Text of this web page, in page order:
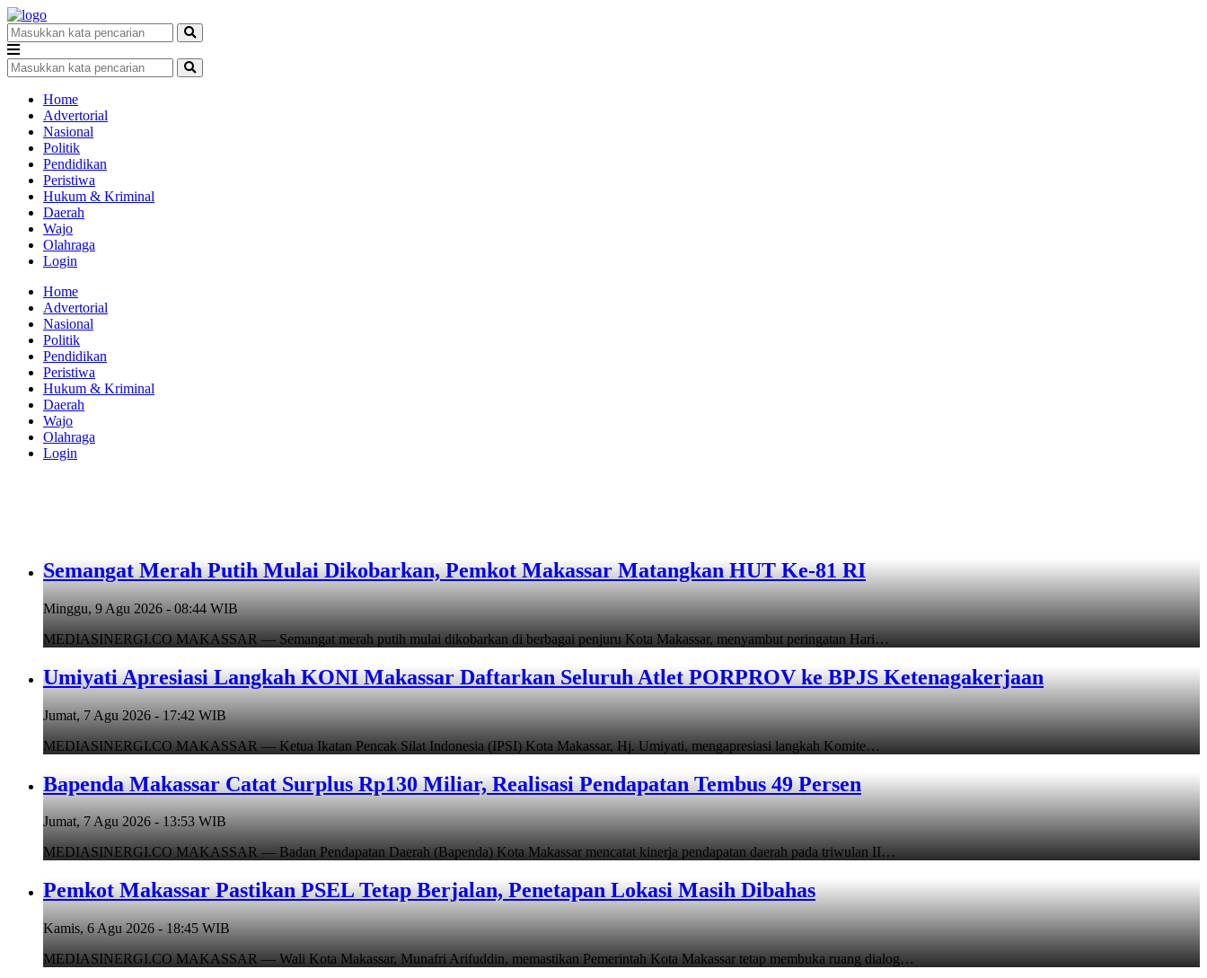
Home
Advertorial
Nasional
Politik
Pendidikan
Peristiwa
Hukum & Kriminal
Daerah
Wajo
Olahraga
Login
Home
Advertorial
Nasional
Politik
Pendidikan
Peristiwa
Hukum & Kriminal
Daerah
Wajo
Olahraga
Login
Semangat Merah Putih Mulai Dikobarkan, Pemkot Makassar Matangkan HUT Ke-81 RI
Minggu, 9 Agu 2026 - 08:44 WIB
MEDIASINERGI.CO MAKASSAR — Semangat merah putih mulai dikobarkan di berbagai penjuru Kota Makassar, menyambut peringatan Hari…
Umiyati Apresiasi Langkah KONI Makassar Daftarkan Seluruh Atlet PORPROV ke BPJS Ketenagakerjaan
Jumat, 7 Agu 2026 - 17:42 WIB
MEDIASINERGI.CO MAKASSAR — Ketua Ikatan Pencak Silat Indonesia (IPSI) Kota Makassar, Hj. Umiyati, mengapresiasi langkah Komite…
Bapenda Makassar Catat Surplus Rp130 Miliar, Realisasi Pendapatan Tembus 49 Persen
Jumat, 7 Agu 2026 - 13:53 WIB
MEDIASINERGI.CO MAKASSAR — Badan Pendapatan Daerah (Bapenda) Kota Makassar mencatat kinerja pendapatan daerah pada triwulan II…
Pemkot Makassar Pastikan PSEL Tetap Berjalan, Penetapan Lokasi Masih Dibahas
Kamis, 6 Agu 2026 - 18:45 WIB
MEDIASINERGI.CO MAKASSAR — Wali Kota Makassar, Munafri Arifuddin, memastikan Pemerintah Kota Makassar tetap membuka ruang dialog…